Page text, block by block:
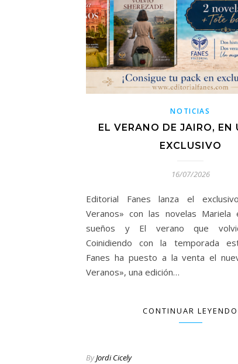
NOTICIAS
EL VERANO DE JAIRO, EN
EXCLUSIVO
16/07/2026
Editorial Fanes lanza el
Veranos» con las novelas Mariela
sueños y El verano que
Coinidiendo con la temporada
Fanes ha puesto a la venta el
Veranos», una edición…
CONTINUAR LEYENDO
ByJordi Cicely